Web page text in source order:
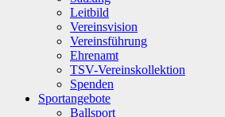
Leitbild
Vereinsvision
Vereinsführung
Ehrenamt
TSV-Vereinskollektion
Spenden
Sportangebote
Ballsport